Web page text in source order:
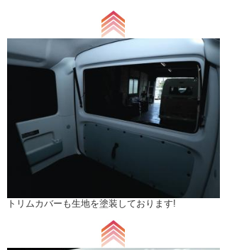
トリムカバーも生地を塗装しております!